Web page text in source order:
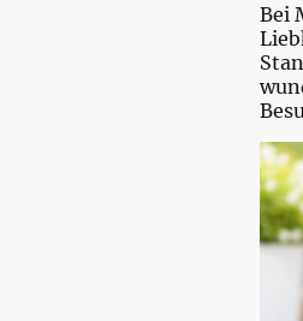
Bei